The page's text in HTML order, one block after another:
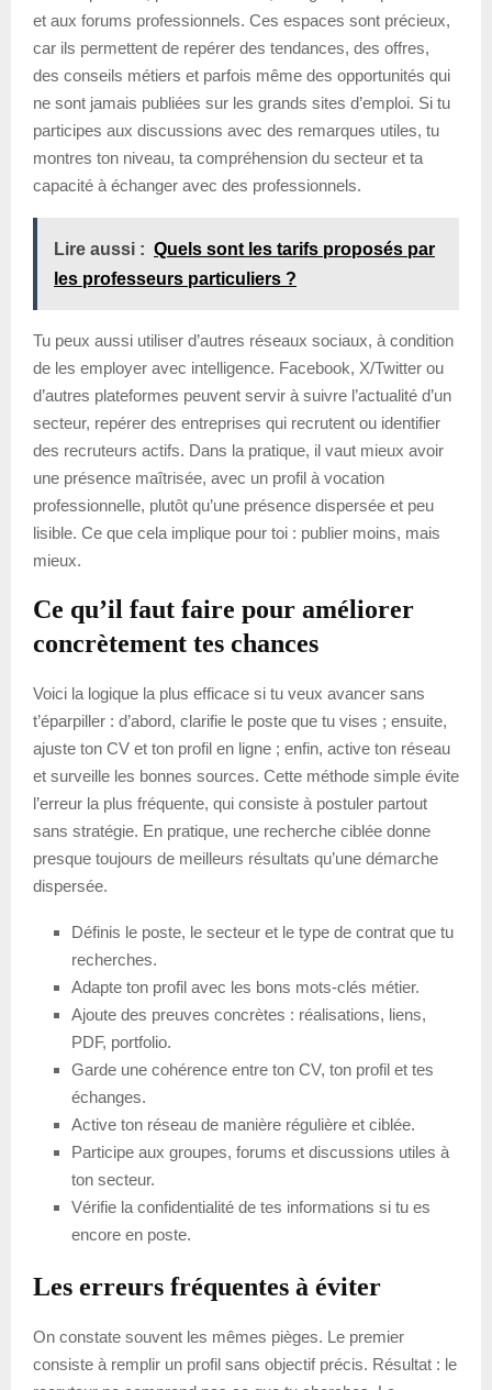
et aux forums professionnels. Ces espaces sont précieux,
car ils permettent de repérer des tendances, des offres,
des conseils métiers et parfois même des opportunités qui
ne sont jamais publiées sur les grands sites d’emploi. Si tu
participes aux discussions avec des remarques utiles, tu
montres ton niveau, ta compréhension du secteur et ta
capacité à échanger avec des professionnels.
Lire aussi : Quels sont les tarifs proposés par
les professeurs particuliers ?
Tu peux aussi utiliser d’autres réseaux sociaux, à condition
de les employer avec intelligence. Facebook, X/Twitter ou
d’autres plateformes peuvent servir à suivre l’actualité d’un
secteur, repérer des entreprises qui recrutent ou identifier
des recruteurs actifs. Dans la pratique, il vaut mieux avoir
une présence maîtrisée, avec un profil à vocation
professionnelle, plutôt qu’une présence dispersée et peu
lisible. Ce que cela implique pour toi : publier moins, mais
mieux.
Ce qu’il faut faire pour améliorer
concrètement tes chances
Voici la logique la plus efficace si tu veux avancer sans
t’éparpiller : d’abord, clarifie le poste que tu vises ; ensuite,
ajuste ton CV et ton profil en ligne ; enfin, active ton réseau
et surveille les bonnes sources. Cette méthode simple évite
l’erreur la plus fréquente, qui consiste à postuler partout
sans stratégie. En pratique, une recherche ciblée donne
presque toujours de meilleurs résultats qu’une démarche
dispersée.
Définis le poste, le secteur et le type de contrat que tu
recherches.
Adapte ton profil avec les bons mots-clés métier.
Ajoute des preuves concrètes : réalisations, liens,
PDF, portfolio.
Garde une cohérence entre ton CV, ton profil et tes
échanges.
Active ton réseau de manière régulière et ciblée.
Participe aux groupes, forums et discussions utiles à
ton secteur.
Vérifie la confidentialité de tes informations si tu es
encore en poste.
Les erreurs fréquentes à éviter
On constate souvent les mêmes pièges. Le premier
consiste à remplir un profil sans objectif précis. Résultat : le